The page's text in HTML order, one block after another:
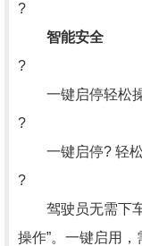
?
智能安全
?
一键启停轻松操
?
一键启停? 轻
?
驾驶员无需下车
操作”。一键启用